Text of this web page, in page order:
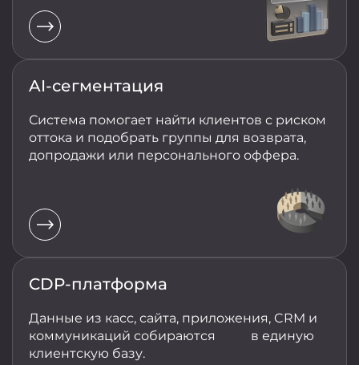
AI-сегментация
Система помогает найти клиентов с риском
оттока и подобрать группы для возврата,
допродажи или персонального оффера.
CDP-платформа
Данные из касс, сайта, приложения, CRM и
коммуникаций собираются в единую
клиентскую базу.